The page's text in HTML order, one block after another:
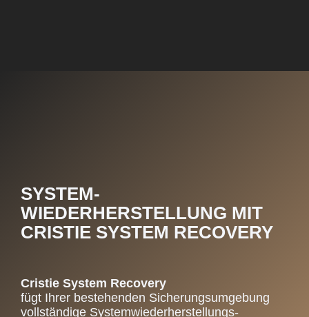
SYSTEM-
WIEDERHERSTELLUNG MIT
CRISTIE SYSTEM RECOVERY
Cristie System Recovery
fügt Ihrer bestehenden Sicherungsumgebung
vollständige Systemwiederherstellungs-